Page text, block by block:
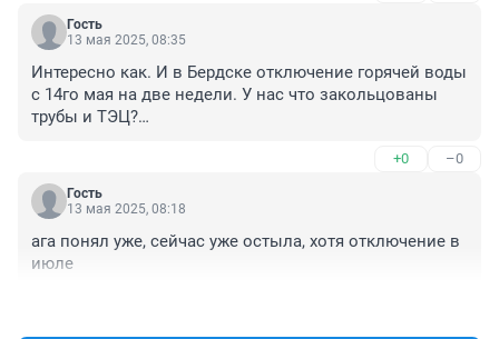
Гость
13 мая 2025, 08:35
Интересно как. И в Бердске отключение горячей воды
с 14го мая на две недели. У нас что закольцованы
трубы и ТЭЦ?
одновременно проверять Систему? У нас есть
столько специалистов? Безобразие просто .!!! Или им
распоряжение пришло "свыше"?
+0 –0
Гость
13 мая 2025, 08:18
ага понял уже, сейчас уже остыла, хотя отключение в
июле